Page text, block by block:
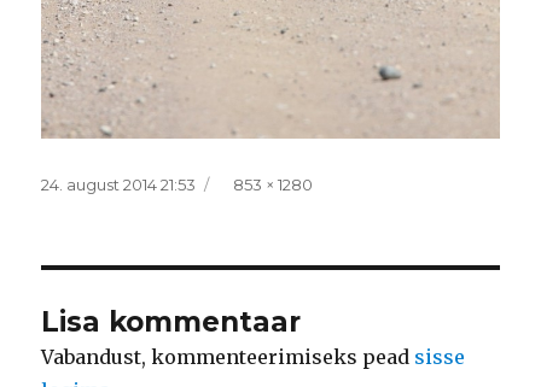
Postitatud
24. august 2014 21:53 Täissuurus
853 × 1280
Lisa kommentaar
Vabandust, kommenteerimiseks pead sisse